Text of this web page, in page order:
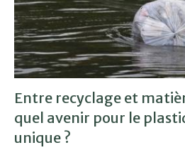
Entre recyclage et
quel avenir pour le
unique ?